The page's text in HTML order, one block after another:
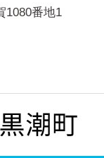
1080番地1